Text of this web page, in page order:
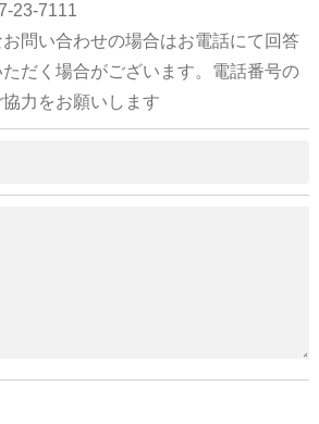
23-7111
問い合わせの場合はお電話にて回答
ただく場合がございます。電話番号の
力をお願いします